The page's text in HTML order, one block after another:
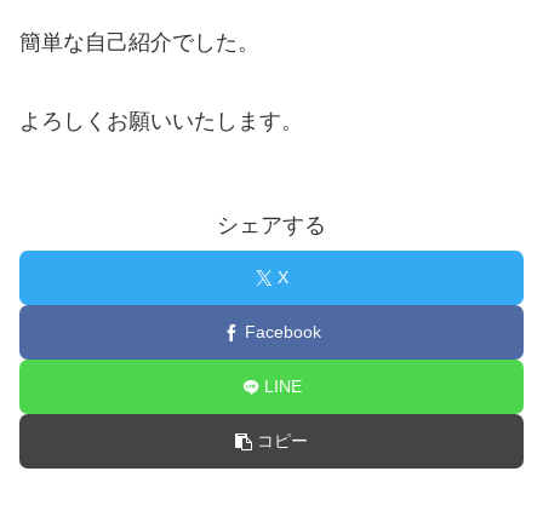
簡単な自己紹介でした。
よろしくお願いいたします。
シェアする
X
Facebook
LINE
コピー